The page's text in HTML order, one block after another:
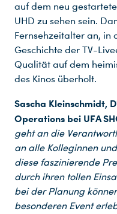
auf dem neu
UHD zu sehen sein.
Fernsehzeitalter an, in
Geschichte der TV-
Qualität auf dem
des Kinos überholt.
Sascha Kleinschmidt,
Operations bei UFA
geht an die
an alle Kolleginnen
diese faszinierende
durch ihren tollen
bei der Planung
besonderen Event